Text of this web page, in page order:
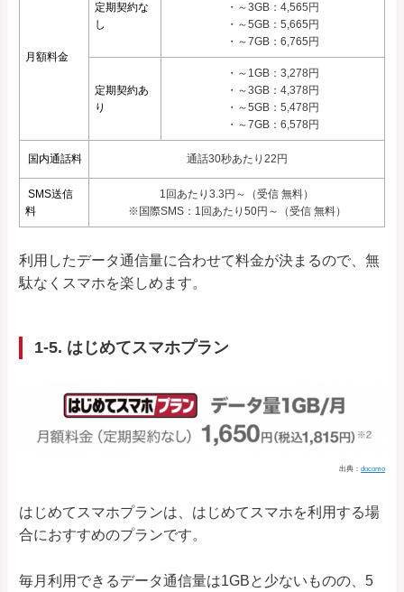
月額料金
定期契約な
し
・～3GB：4,565円
・～5GB：5,665円
・～7GB：6,765円
定期契約あ
り
・～1GB：3,278円
・～3GB：4,378円
・～5GB：5,478円
・～7GB：6,578円
国内通話料 通話30秒あたり22円
SMS送信
料
1回あたり3.3円～（受信 無料）
※国際SMS：1回あたり50円～（受信 無料）
利用したデータ通信量に合わせて料金が決まるので、無
駄なくスマホを楽しめます。
1-5. はじめてスマホプラン
出典： docomo
はじめてスマホプランは、はじめてスマホを利用する場
合におすすめのプランです。
毎月利用できるデータ通信量は1GBと少ないものの、5